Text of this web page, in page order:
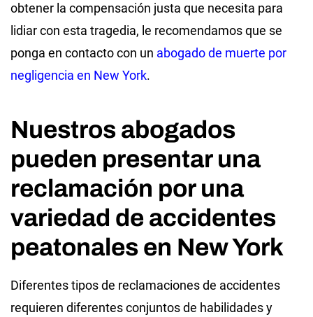
obtener la compensación justa que necesita para
lidiar con esta tragedia, le recomendamos que se
ponga en contacto con un abogado de muerte por
negligencia en New York.
Nuestros abogados
pueden presentar una
reclamación por una
variedad de accidentes
peatonales en New York
Diferentes tipos de reclamaciones de accidentes
requieren diferentes conjuntos de habilidades y